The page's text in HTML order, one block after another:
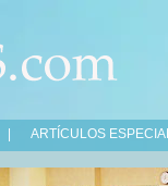
ARTÍCULOS